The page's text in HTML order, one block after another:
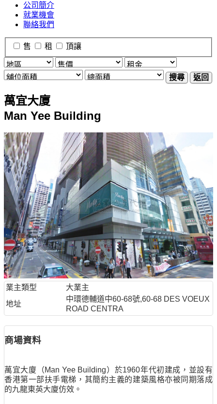
公司簡介
就業機會
聯絡我們
售 租 頂讓
搜尋 返回
萬宜大廈
Man Yee Building
業主類型
大業主
地址
中環德輔道中60-68號,60-68 DES VOEUX
ROAD CENTRA
商場資料
萬宜大廈（Man Yee Building）於1960年代初建成，並設有
香港第一部扶手電梯，其簡約主義的建築風格亦被同期落成
的九龍東英大廈仿效。